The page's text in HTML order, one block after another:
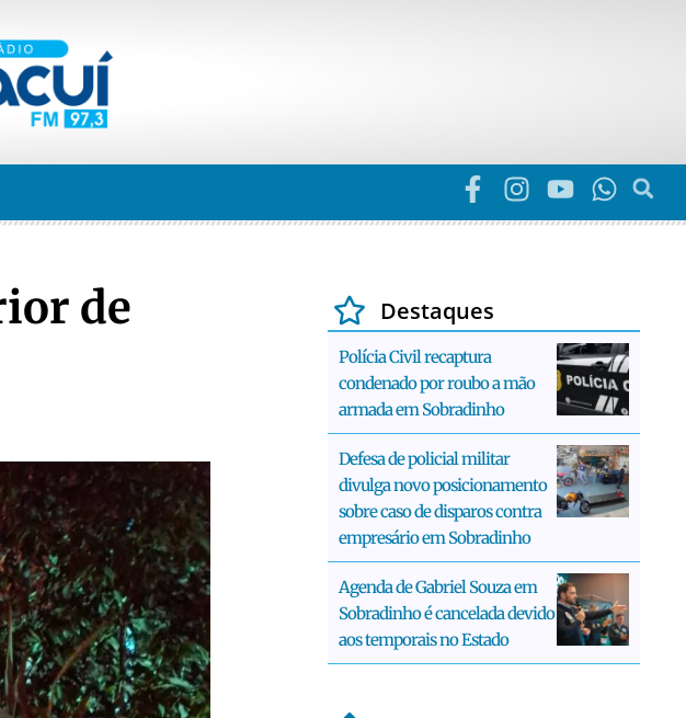
de
Destaques
Polícia Civil recaptura
condenado por roubo a mão
armada em Sobradinho
Defesa de policial militar
divulga novo posicionamento
sobre caso de disparos contra
empresário em Sobradinho
Agenda de Gabriel Souza em
Sobradinho é cancelada devido
aos temporais no Estado